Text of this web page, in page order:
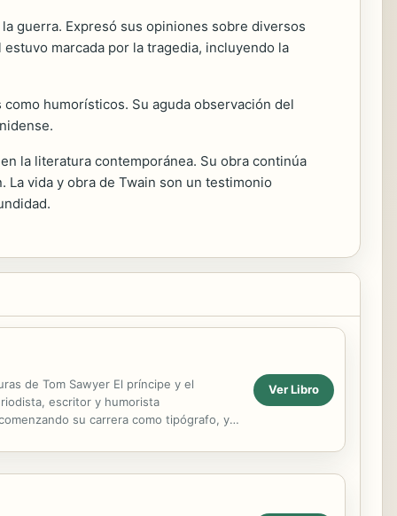
guerra. Expresó sus opiniones sobre diversos
marcada por la tragedia, incluyendo la
humorísticos. Su aguda observación del
la literatura contemporánea. Su obra continúa
vida y obra de Twain son un testimonio
de Tom Sawyer El príncipe y el
escritor y humorista
su carrera como tipógrafo, y
Ver Libro